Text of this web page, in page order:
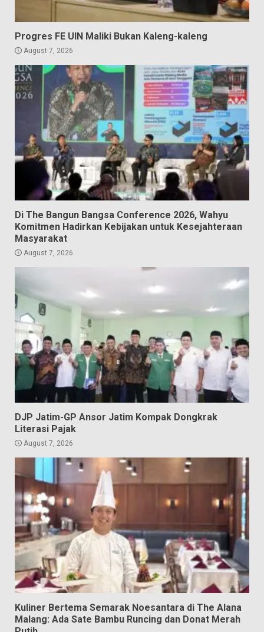
Progres FE UIN Maliki Bukan Kaleng-kaleng
August 7, 2026
Di The Bangun Bangsa Conference 2026, Wahyu
Komitmen Hadirkan Kebijakan untuk Kesejahteraan
Masyarakat
August 7, 2026
DJP Jatim-GP Ansor Jatim Kompak Dongkrak
Literasi Pajak
August 7, 2026
Kuliner Bertema Semarak Noesantara di The Alana
Malang: Ada Sate Bambu Runcing dan Donat Merah